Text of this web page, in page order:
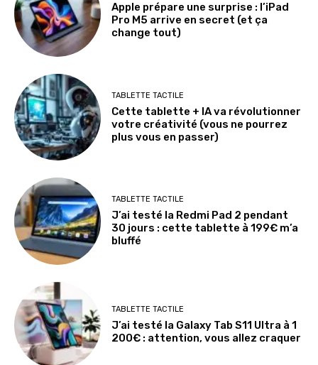
Apple prépare une surprise : l’iPad
Pro M5 arrive en secret (et ça
change tout)
TABLETTE TACTILE
Cette tablette + IA va révolutionner
votre créativité (vous ne pourrez
plus vous en passer)
TABLETTE TACTILE
J’ai testé la Redmi Pad 2 pendant
30 jours : cette tablette à 199€ m’a
bluffé
TABLETTE TACTILE
J’ai testé la Galaxy Tab S11 Ultra à 1
200€ : attention, vous allez craquer